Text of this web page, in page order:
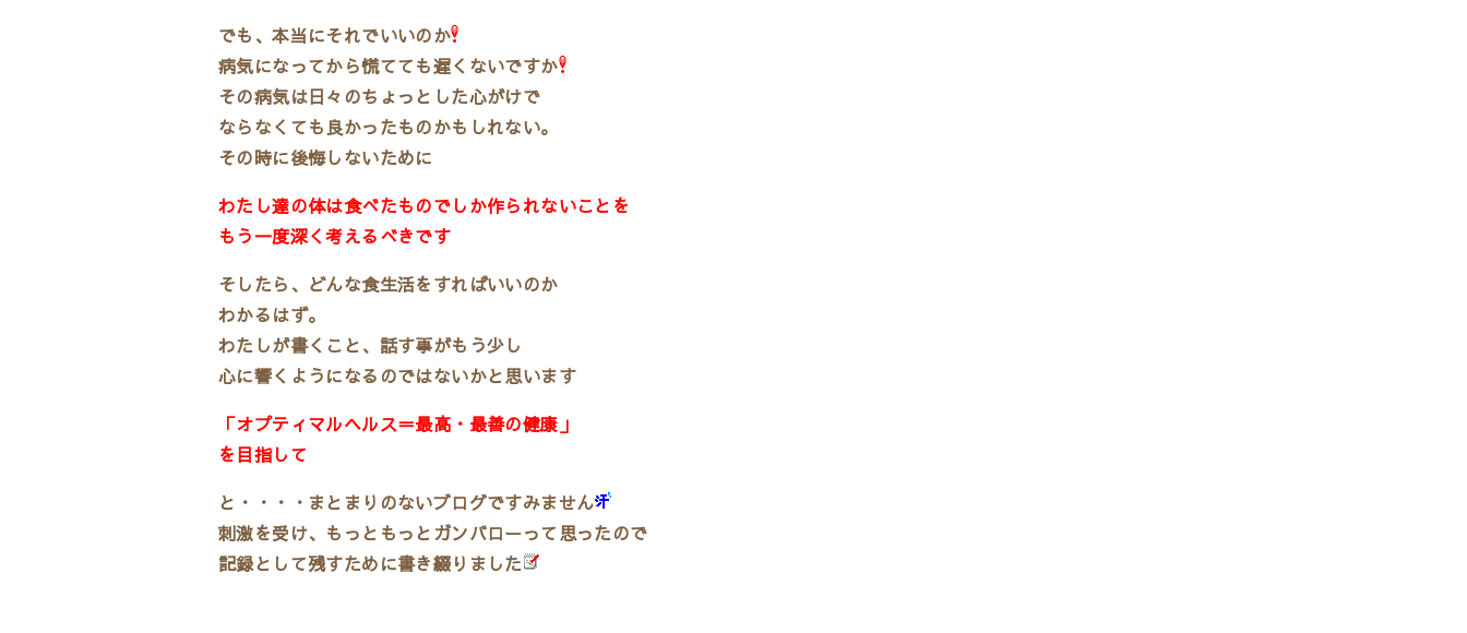
でも、本当にそれでいいのか
病気になってから慌てても遅くないですか
その病気は日々のちょっとした心がけで
ならなくても良かったものかもしれない。
その時に後悔しないために
わたし達の体は食べたものでしか作られないことを
もう一度深く考えるべきです
そしたら、どんな食生活をすればいいのか
わかるはず。
わたしが書くこと、話す事がもう少し
心に響くようになるのではないかと思います
「オプティマルヘルス＝最高・最善の健康」
を目指して
と・・・・まとまりのないブログですみません
刺激を受け、もっともっとガンバローって思ったので
記録として残すために書き綴りました